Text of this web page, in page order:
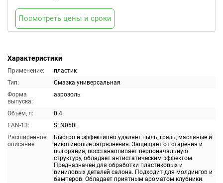
Характеристики
Применение:
пластик
Тип:
Смазка универсальная
Форма
выпуска:
аэрозоль
Объём, л:
0.4
EAN-13:
SLN050L
Расширенное
описание:
Быстро и эффективно удаляет пыль, грязь, масляные и
никотиновые загрязнения. Защищает от старения и
выгорания, восстанавливает первоначальную
структуру, обладает антистатическим эффектом.
Предназначен для обработки пластиковых и
виниловых деталей салона. Подходит для молдингов и
бамперов. Обладает приятным ароматом клубники.
Посмотреть цены и сроки